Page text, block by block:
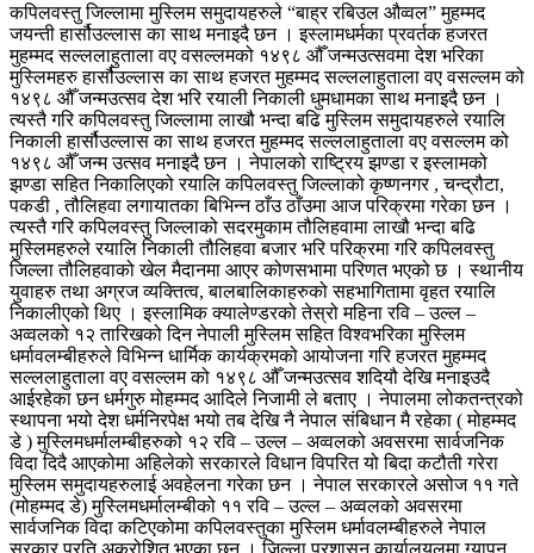
कपिलवस्तु जिल्लामा मुस्लिम समुदायहरुले “बाह्र रबिउल औव्वल” मुहम्मद
जयन्ती हार्सौउल्लास का साथ मनाइदै छन । इस्लामधर्मका प्रवर्तक हजरत
मुहम्मद सल्ललाहुताला वए वसल्लमको १४९८ औँ जन्मउत्सवमा देश भरिका
मुस्लिमहरु हार्सौउल्लास का साथ हजरत मुहम्मद सल्ललाहुताला वए वसल्लम को
१४९८ औँ जन्मउत्सव देश भरि रयाली निकाली धुमधामका साथ मनाइदै छन ।
त्यस्तै गरि कपिलवस्तु जिल्लामा लाखौ भन्दा बढि मुस्लिम समुदायहरुले रयालि
निकाली हार्सौउल्लास का साथ हजरत मुहम्मद सल्ललाहुताला वए वसल्लम को
१४९८ औँ जन्म उत्सव मनाइदै छन । नेपालको राष्ट्रिय झण्डा र इस्लामको
झण्डा सहित निकालिएको रयालि कपिलवस्तु जिल्लाको कृष्णनगर , चन्द्रौटा,
पकडी , तौलिहवा लगायातका बिभिन्न ठाँउ ठाँउमा आज परिक्रमा गरेका छन ।
त्यस्तै गरि कपिलवस्तु जिल्लाको सदरमुकाम तौलिहवामा लाखौ भन्दा बढि
मुस्लिमहरुले रयालि निकाली तौलिहवा बजार भरि परिक्रमा गरि कपिलवस्तु
जिल्ला तौलिहवाको खेल मैदानमा आएर कोणसभामा परिणत भएको छ । स्थानीय
युवाहरु तथा अग्रज व्यक्तित्व, बालबालिकाहरुको सहभागितामा वृहत रयालि
निकालीएको थिए । इस्लामिक क्यालेण्डरको तेस्रो महिना रवि – उल्ल –
अव्वलको १२ तारिखको दिन नेपाली मुस्लिम सहित विश्वभरिका मुस्लिम
धर्मावलम्बीहरुले विभिन्न धार्मिक कार्यक्रमको आयोजना गरि हजरत मुहम्मद
सल्ललाहुताला वए वसल्लम को १४९८ औँ जन्मउत्सव शदियौ देखि मनाइउदै
आईरहेका छन धर्मगुरु मोहम्मद आदिले निजामी ले बताए । नेपालमा लोकतन्त्रको
स्थापना भयो देश धर्मनिरपेक्ष भयो तब देखि नै नेपाल संबिधान मै रहेका ( मोहम्मद
डे ) मुस्लिमधर्मालम्बीहरुको १२ रवि – उल्ल – अव्वलको अवसरमा सार्वजनिक
विदा दिदै आएकोमा अहिलेको सरकारले विधान विपरित यो बिदा कटौती गरेरा
मुस्लिम समुदायहरुलाई अवहेलना गरेका छन । नेपाल सरकारले असोज ११ गते
(मोहम्मद डे) मुस्लिमधर्मालम्बीको ११ रवि – उल्ल – अव्वलको अवसरमा
सार्वजनिक विदा कटिएकोमा कपिलवस्तुका मुस्लिम धर्मावलम्बीहरुले नेपाल
सरकार प्रति अक्रोशित भएका छन । जिल्ला प्रशासन कार्यालयलमा ग्यापन